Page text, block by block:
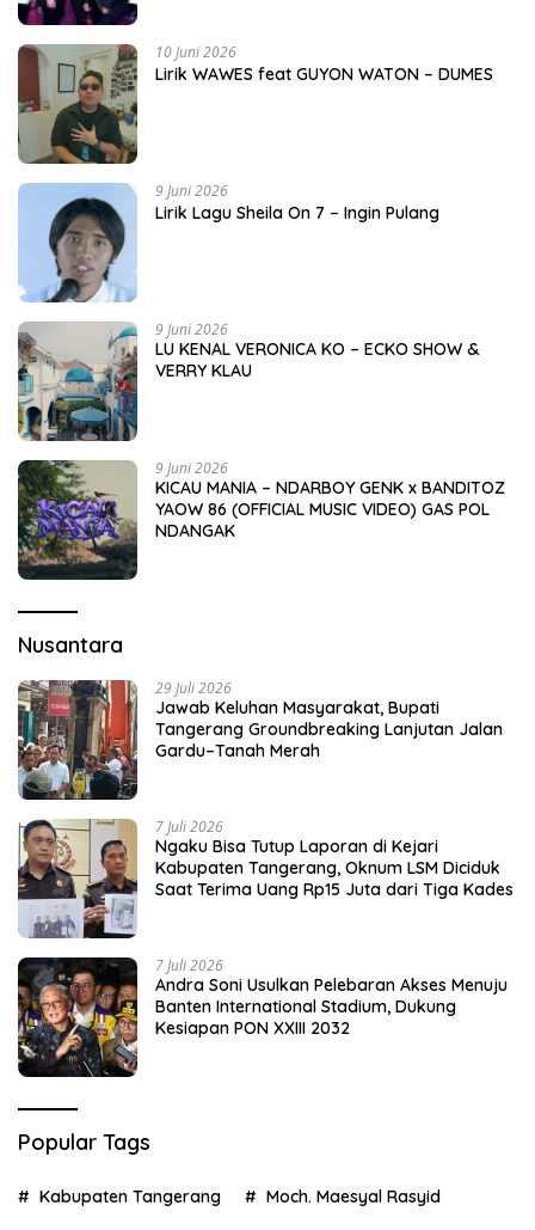
10 Juni 2026
Lirik WAWES feat GUYON WATON – DUMES
9 Juni 2026
Lirik Lagu Sheila On 7 – Ingin Pulang
9 Juni 2026
LU KENAL VERONICA KO – ECKO SHOW &
VERRY KLAU
9 Juni 2026
KICAU MANIA – NDARBOY GENK x BANDITOZ
YAOW 86 (OFFICIAL MUSIC VIDEO) GAS POL
NDANGAK
Nusantara
29 Juli 2026
Jawab Keluhan Masyarakat, Bupati
Tangerang Groundbreaking Lanjutan Jalan
Gardu–Tanah Merah
7 Juli 2026
Ngaku Bisa Tutup Laporan di Kejari
Kabupaten Tangerang, Oknum LSM Diciduk
Saat Terima Uang Rp15 Juta dari Tiga Kades
7 Juli 2026
Andra Soni Usulkan Pelebaran Akses Menuju
Banten International Stadium, Dukung
Kesiapan PON XXIII 2032
Popular Tags
Kabupaten Tangerang Moch. Maesyal Rasyid